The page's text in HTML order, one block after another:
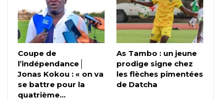
Coupe de
l’indépendance│
Jonas Kokou : « on va
se battre pour la
quatrième…
As Tambo : un jeune
prodige signe chez
les flèches pimentées
de Datcha